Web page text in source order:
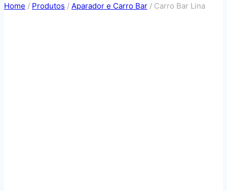
Home / Produtos / Aparador e Carro Bar / Carro Bar Lina